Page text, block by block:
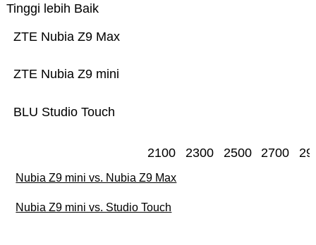
Tinggi lebih Baik
BLU Studio Touch
ZTE Nubia Z9 mini
ZTE Nubia Z9 Max
2100 2300 2500 2700
Nubia Z9 mini vs. Nubia Z9 Max
Nubia Z9 mini vs. Studio Touch